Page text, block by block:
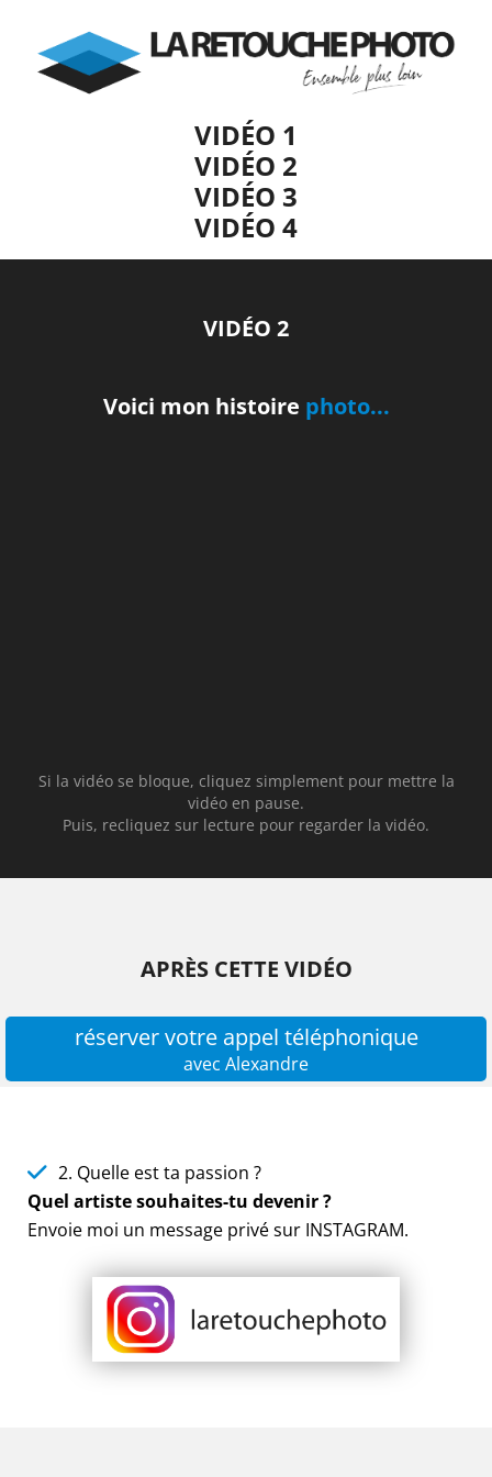
VIDÉO 1
VIDÉO 2
VIDÉO 3
VIDÉO 4
VIDÉO 2
Voici mon histoire photo...
Si la vidéo se bloque, cliquez simplement pour mettre la
vidéo en pause.
Puis, recliquez sur lecture pour regarder la vidéo.
APRÈS CETTE VIDÉO
réserver votre appel téléphonique
avec Alexandre
2. Quelle est ta passion ?
Quel artiste souhaites-tu devenir ?
Envoie moi un message privé sur INSTAGRAM.